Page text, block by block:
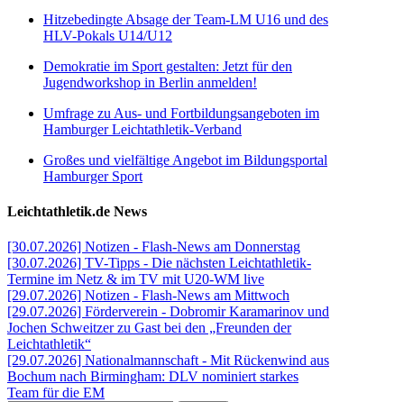
Hitzebedingte Absage der Team-LM U16 und des
HLV-Pokals U14/U12
Demokratie im Sport gestalten: Jetzt für den
Jugendworkshop in Berlin anmelden!
Umfrage zu Aus- und Fortbildungsangeboten im
Hamburger Leichtathletik-Verband
Großes und vielfältige Angebot im Bildungsportal
Hamburger Sport
Leichtathletik.de News
[30.07.2026] Notizen - Flash-News am Donnerstag
[30.07.2026] TV-Tipps - Die nächsten Leichtathletik-
Termine im Netz & im TV mit U20-WM live
[29.07.2026] Notizen - Flash-News am Mittwoch
[29.07.2026] Förderverein - Dobromir Karamarinov und
Jochen Schweitzer zu Gast bei den „Freunden der
Leichtathletik“
[29.07.2026] Nationalmannschaft - Mit Rückenwind aus
Bochum nach Birmingham: DLV nominiert starkes
Team für die EM